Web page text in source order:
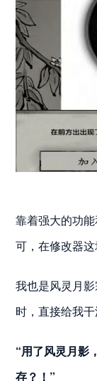
靠着强大的功
可，在修改器这
我也是风灵月
时，直接给我干
“用了风灵月影
存？！”